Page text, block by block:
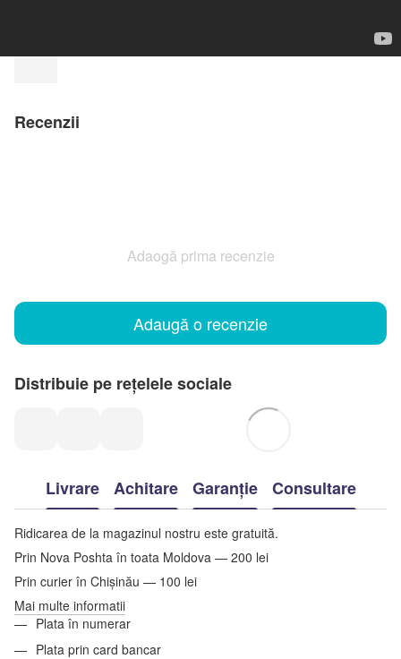
Recenzii
Adaogă prima recenzie
Adaugă o recenzie
Distribuie pe rețelele sociale
Livrare Achitare Garanție Consultare
Ridicarea de la magazinul nostru este gratuită.
Prin Nova Poshta în toata Moldova — 200 lei
Prin curier în Chișinău — 100 lei
Mai multe informatii
Plata în numerar
Plata prin card bancar